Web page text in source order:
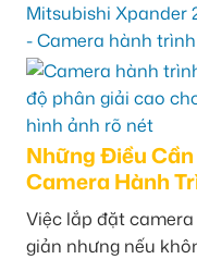
Những Điều
Camera Hành
Việc lắp đặt
giản nhưng nếu